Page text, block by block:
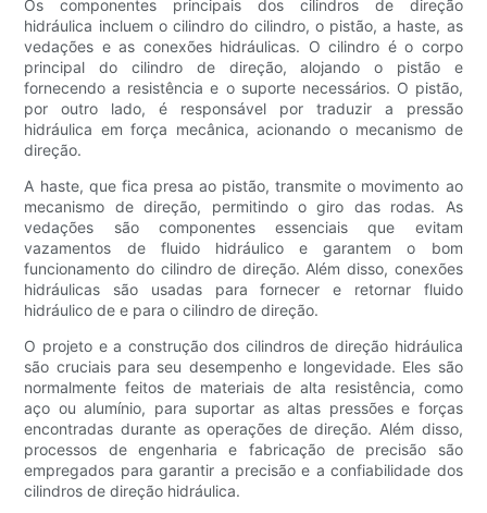
Os componentes principais dos cilindros de direção
hidráulica incluem o cilindro do cilindro, o pistão, a haste, as
vedações e as conexões hidráulicas. O cilindro é o corpo
principal do cilindro de direção, alojando o pistão e
fornecendo a resistência e o suporte necessários. O pistão,
por outro lado, é responsável por traduzir a pressão
hidráulica em força mecânica, acionando o mecanismo de
direção.
A haste, que fica presa ao pistão, transmite o movimento ao
mecanismo de direção, permitindo o giro das rodas. As
vedações são componentes essenciais que evitam
vazamentos de fluido hidráulico e garantem o bom
funcionamento do cilindro de direção. Além disso, conexões
hidráulicas são usadas para fornecer e retornar fluido
hidráulico de e para o cilindro de direção.
O projeto e a construção dos cilindros de direção hidráulica
são cruciais para seu desempenho e longevidade. Eles são
normalmente feitos de materiais de alta resistência, como
aço ou alumínio, para suportar as altas pressões e forças
encontradas durante as operações de direção. Além disso,
processos de engenharia e fabricação de precisão são
empregados para garantir a precisão e a confiabilidade dos
cilindros de direção hidráulica.